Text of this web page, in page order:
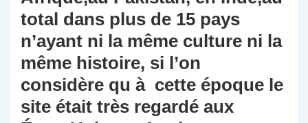
total dans plus de 15 pays
n’ayant ni la même culture ni la
même histoire, si l’on
considère qu à cette époque le
site était très regardé aux